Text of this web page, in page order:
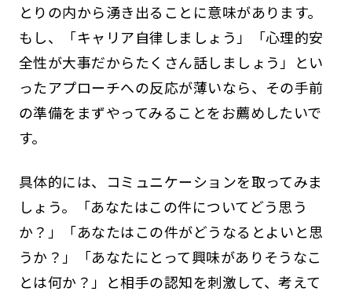
とりの内から湧き出ることに意味があります。
もし、「キャリア自律しましょう」「心理的安
全性が大事だからたくさん話しましょう」とい
ったアプローチへの反応が薄いなら、その手前
の準備をまずやってみることをお薦めしたいで
す。
具体的には、コミュニケーションを取ってみま
しょう。「あなたはこの件についてどう思う
か？」「あなたはこの件がどうなるとよいと思
うか？」「あなたにとって興味がありそうなこ
とは何か？」と相手の認知を刺激して、考えて